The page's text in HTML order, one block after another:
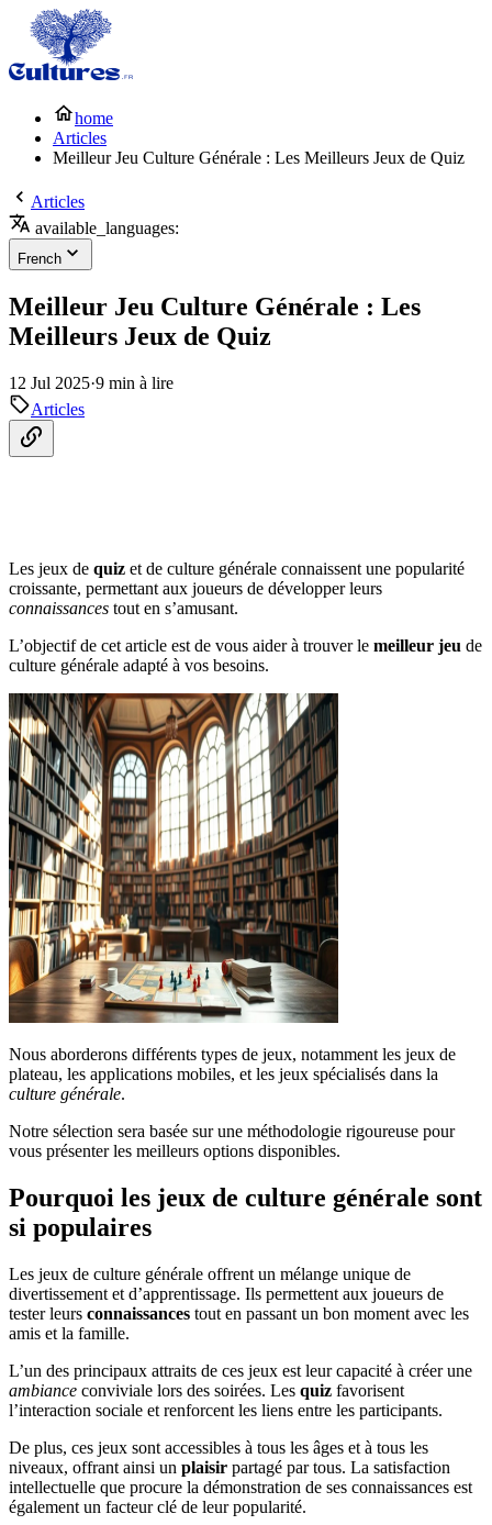
home
Articles
Meilleur Jeu Culture Générale : Les Meilleurs Jeux de Quiz
Articles
available_languages:
French
Meilleur Jeu Culture Générale : Les
Meilleurs Jeux de Quiz
12 Jul 2025·9 min à lire
Articles
Les jeux de quiz et de culture générale connaissent une popularité
croissante, permettant aux joueurs de développer leurs
connaissances tout en s’amusant.
L’objectif de cet article est de vous aider à trouver le meilleur jeu de
culture générale adapté à vos besoins.
Nous aborderons différents types de jeux, notamment les jeux de
plateau, les applications mobiles, et les jeux spécialisés dans la
culture générale.
Notre sélection sera basée sur une méthodologie rigoureuse pour
vous présenter les meilleurs options disponibles.
Pourquoi les jeux de culture générale sont
si populaires
Les jeux de culture générale offrent un mélange unique de
divertissement et d’apprentissage. Ils permettent aux joueurs de
tester leurs connaissances tout en passant un bon moment avec les
amis et la famille.
L’un des principaux attraits de ces jeux est leur capacité à créer une
ambiance conviviale lors des soirées. Les quiz favorisent
l’interaction sociale et renforcent les liens entre les participants.
De plus, ces jeux sont accessibles à tous les âges et à tous les
niveaux, offrant ainsi un plaisir partagé par tous. La satisfaction
intellectuelle que procure la démonstration de ses connaissances est
également un facteur clé de leur popularité.